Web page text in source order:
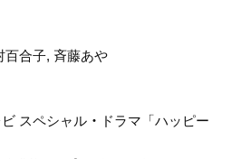
百合子, 斉藤あや
スペシャル ・ ドラマ「ハッピー